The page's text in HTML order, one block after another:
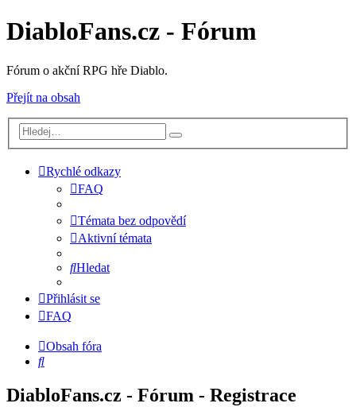
DiabloFans.cz - Fórum
Fórum o akční RPG hře Diablo.
Přejít na obsah
Rychlé odkazy
FAQ
Témata bez odpovědí
Aktivní témata
Hledat
Přihlásit se
FAQ
Obsah fóra
Hledat
DiabloFans.cz - Fórum - Registrace